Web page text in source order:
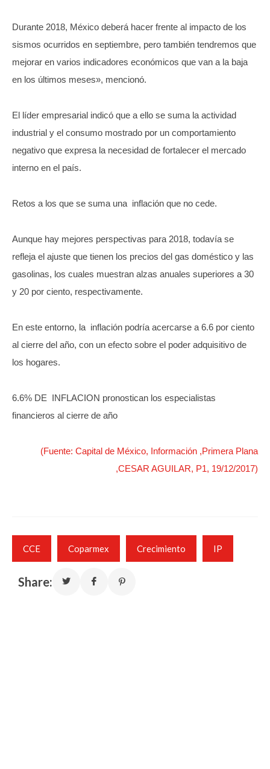
Durante 2018, México deberá hacer frente al impacto de los
sismos ocurridos en septiembre, pero también tendremos que
mejorar en varios indicadores económicos que van a la baja
en los últimos meses», mencionó.
El líder empresarial indicó que a ello se suma la actividad
industrial y el consumo mostrado por un comportamiento
negativo que expresa la necesidad de fortalecer el mercado
interno en el país.
Retos a los que se suma una inflación que no cede.
Aunque hay mejores perspectivas para 2018, todavía se
refleja el ajuste que tienen los precios del gas doméstico y las
gasolinas, los cuales muestran alzas anuales superiores a 30
y 20 por ciento, respectivamente.
En este entorno, la inflación podría acercarse a 6.6 por ciento
al cierre del año, con un efecto sobre el poder adquisitivo de
los hogares.
6.6% DE INFLACION pronostican los especialistas
financieros al cierre de año
(Fuente: Capital de México, Información ,Primera Plana
,CESAR AGUILAR, P1, 19/12/2017)
CCE Coparmex Crecimiento IP
Share: